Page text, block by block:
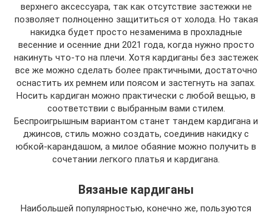
верхнего аксессуара, так как отсутствие застежки не
позволяет полноценно защититься от холода. Но такая
накидка будет просто незаменима в прохладные
весенние и осенние дни 2021 года, когда нужно просто
накинуть что-то на плечи. Хотя кардиганы без застежек
все же можно сделать более практичными, достаточно
оснастить их ремнем или поясом и застегнуть на запах.
Носить кардиган можно практически с любой вещью, в
соответствии с выбранным вами стилем.
Беспроигрышным вариантом станет тандем кардигана и
джинсов, стиль можно создать, соединив накидку с
юбкой-карандашом, а милое обаяние можно получить в
сочетании легкого платья и кардигана.
Вязаные кардиганы
Наибольшей популярностью, конечно же, пользуются